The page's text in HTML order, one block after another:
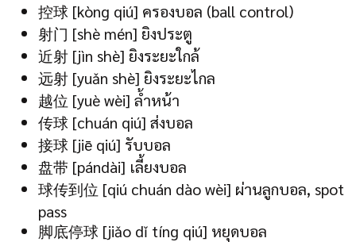
控球 [kòng qiú] ครองบอล (ball control)
射门 [shè mén] ยิงประตู
近射 [jìn shè] ยิงระยะใกล้
远射 [yuǎn shè] ยิงระยะไกล
越位 [yuè wèi] ล้ำหน้า
传球 [chuán qiú] ส่งบอล
接球 [jiē qiú] รับบอล
盘带 [pándài] เลี้ยงบอล
球传到位 [qiú chuán dào wèi] ผ่านลูกบอล, spot
pass
脚底停球 [jiǎo dǐ tíng qiú] หยุดบอล